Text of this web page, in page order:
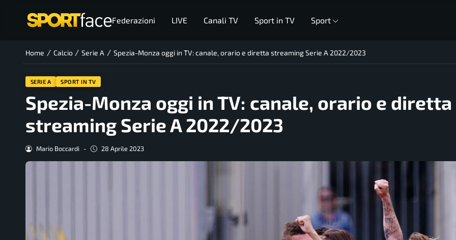
Federazioni LIVE Canali TV Sport in TV Sport
Home / Calcio / Serie A / Spezia-Monza oggi in TV: canale, orario e diretta streaming Serie A 2022/2023
SERIE A SPORT IN TV
Spezia-Monza oggi in TV: canale, orario e diretta
streaming Serie A 2022/2023
Mario Boccardi - 28 Aprile 2023